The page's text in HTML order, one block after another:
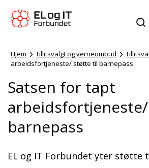
Hjem Tillitsvalgt og verneombud
arbeidsfortjeneste/ støtte til barnepass
Satsen for tapt
barnepass
EL og IT Forbundet yter støtte